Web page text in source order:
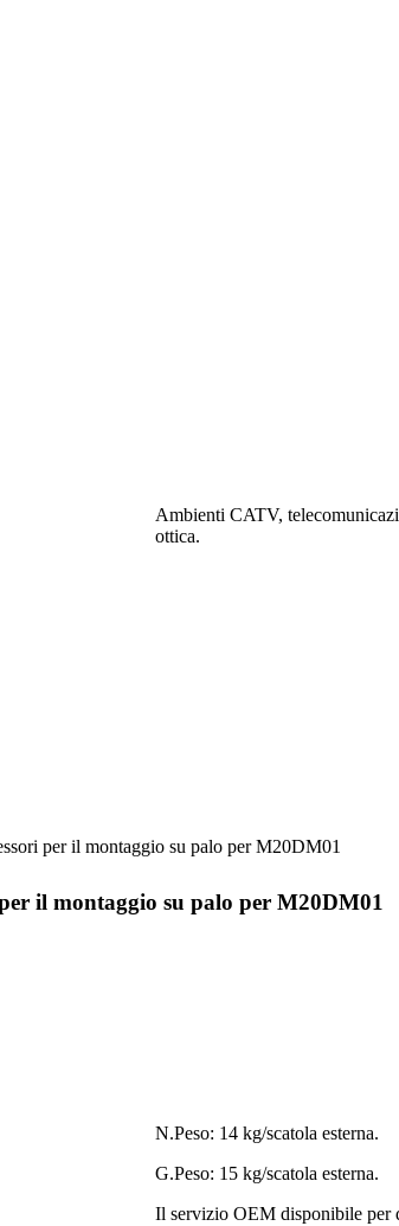
Ambienti CATV,
ottica.
il montaggio su palo per M20DM01
N.Peso: 14 kg/scatola esterna.
G.Peso: 15 kg/scatola esterna.
Il servizio OEM disponibile per